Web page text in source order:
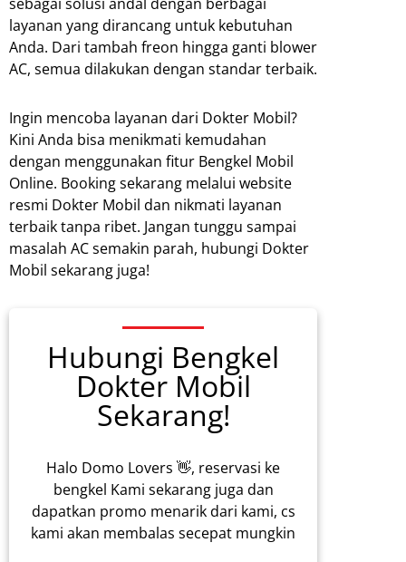
layanan yang dirancang untuk kebutuhan
Anda. Dari tambah freon hingga ganti blower
AC, semua dilakukan dengan standar terbaik.
Ingin mencoba layanan dari Dokter Mobil?
Kini Anda bisa menikmati kemudahan
dengan menggunakan fitur Bengkel Mobil
Online. Booking sekarang melalui website
resmi Dokter Mobil dan nikmati layanan
terbaik tanpa ribet. Jangan tunggu sampai
masalah AC semakin parah, hubungi Dokter
Mobil sekarang juga!
Hubungi Bengkel
Dokter Mobil
Sekarang!
Halo Domo Lovers 👋, reservasi ke
bengkel Kami sekarang juga dan
dapatkan promo menarik dari kami, cs
kami akan membalas secepat mungkin